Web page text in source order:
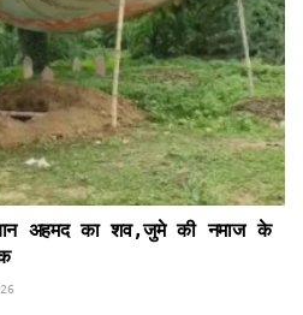
अहमद का शव,जुमे की नमाज के